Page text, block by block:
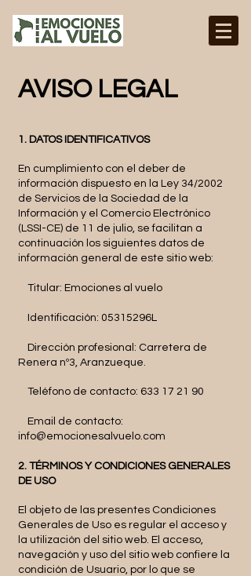
AVISO LEGAL
1. DATOS IDENTIFICATIVOS
En cumplimiento con el deber de
información dispuesto en la Ley 34/2002
de Servicios de la Sociedad de la
Información y el Comercio Electrónico
(LSSI-CE) de 11 de julio, se facilitan a
continuación los siguientes datos de
información general de este sitio web:
Titular: Emociones al vuelo
Identificación: 05315296L
Dirección profesional: Carretera de
Renera nº3, Aranzueque.
Teléfono de contacto: 633 17 21 90
Email de contacto:
info@emocionesalvuelo.com
2. TÉRMINOS Y CONDICIONES GENERALES
DE USO
El objeto de las presentes Condiciones
Generales de Uso es regular el acceso y
la utilización del sitio web. El acceso,
navegación y uso del sitio web confiere la
condición de Usuario, por lo que se